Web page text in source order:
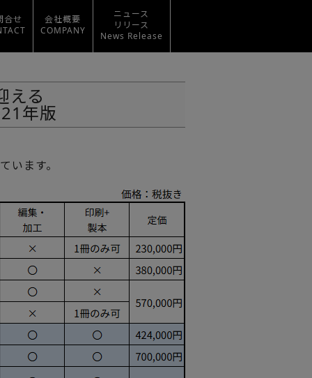
合せ
会社概要
COMPANY
ニュース
リリース
News Release
える
年版
います。